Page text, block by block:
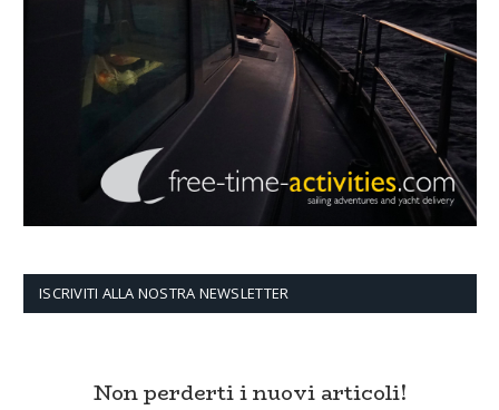
ISCRIVITI ALLA NOSTRA NEWSLETTER
Non perderti i nuovi articoli!